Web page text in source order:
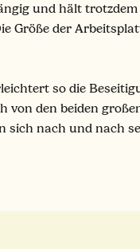
und hält
Größe der
so die
von den beiden
nach und nach